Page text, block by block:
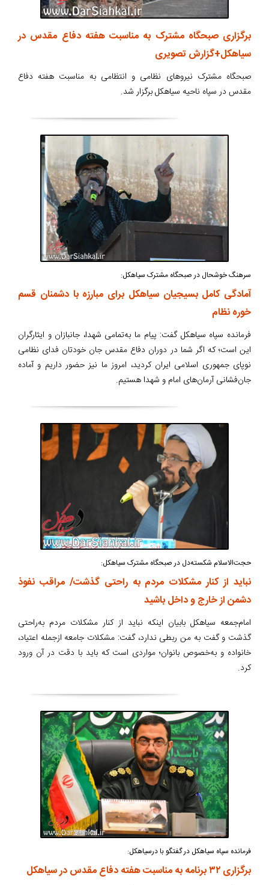
برگزاری صبحگاه مشترک به مناسبت هفته دفاع مقدس در
سیاهکل+گزارش تصویری
صبحگاه مشترک نیروهای نظامی و انتظامی به مناسبت هفته دفاع
مقدس در سپاه ناحیه سیاهکل برگزار شد.
سرهنگ خوشحال در صبحگاه مشترک سیاهکل:
آمادگی کامل بسیجیان سیاهکل برای مبارزه با دشمنان قسم
خوره نظام
فرمانده سپاه سیاهکل گفت: پیام ما به‌تمامی شهدا، جانبازان و ایثارگران
این است؛ که اگر شما در دوران دفاع مقدس جان خودتان فدای نظامی
نوپای جمهوری اسلامی ایران کردید، امروز ما نیز حضور داریم و آماده
جان‌فشانی آرمان‌های امام و شهدا هستیم.
حجت‌الاسلام‌ شکسته‌دل در صبحگاه مشترک سیاهکل:
نباید از کنار مشکلات مردم به راحتی گذشت/ مراقب نفوذ
دشمن از خارج و داخل باشید
امام‌جمعه سیاهکل بابیان اینکه نباید از کنار مشکلات مردم به‌راحتی
گذشت و گفت به من ربطی ندارد، گفت: مشکلات جامعه ازجمله اعتیاد،
خانواده و به‌خصوص بانوان؛ مواردی است که باید با دقت در آن ورود
کرد.
فرمانده سپاه سیاهکل در گفتگو با درسیاهکل:
برگزاری ۳۲ برنامه به مناسبت هفته دفاع مقدس در سیاهکل